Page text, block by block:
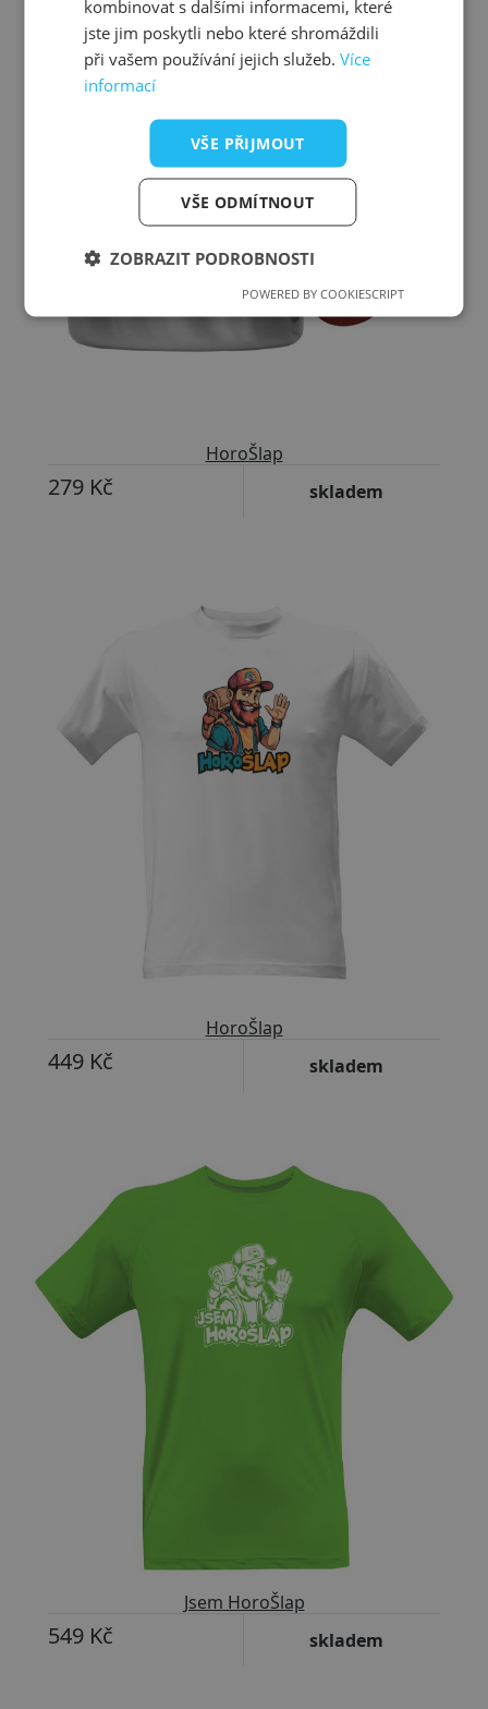
Přizpůsobitelný motiv
HoroŠlap
279 Kč skladem
Přizpůsobitelný motiv
HoroŠlap
449 Kč skladem
Přizpůsobitelný motiv
Jsem HoroŠlap
549 Kč skladem
kombinovat s dalšími informacemi, které
jste jim poskytli nebo které shromáždili
při vašem používání jejich služeb.Více
informací
VŠE PŘIJMOUT
VŠE ODMÍTNOUT
ZOBRAZIT PODROBNOSTI
POWERED BY COOKIESCRIPT